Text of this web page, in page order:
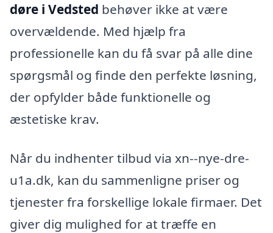
døre i Vedsted behøver ikke at være
overvældende. Med hjælp fra
professionelle kan du få svar på alle dine
spørgsmål og finde den perfekte løsning,
der opfylder både funktionelle og
æstetiske krav.
Når du indhenter tilbud via xn--nye-dre-
u1a.dk, kan du sammenligne priser og
tjenester fra forskellige lokale firmaer. Det
giver dig mulighed for at træffe en